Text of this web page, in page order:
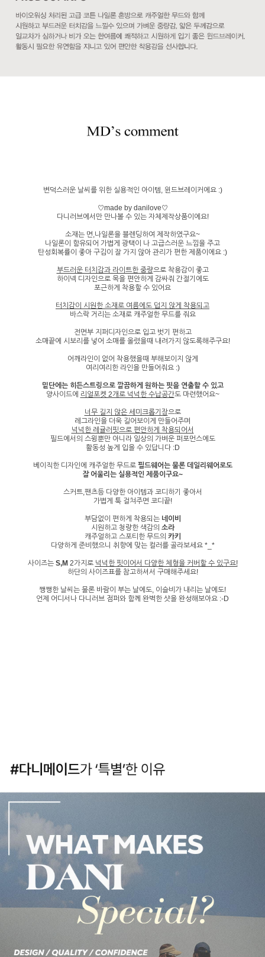
변덕스러운 날씨를 위한 실용적인 아이템, 윈드브레이커에요 :)
♡made by danilove♡
다니러브에서만 만나볼 수 있는 자체제작상품이에요!
소재는 면,나일론을 블렌딩하여 제작하였구요~
나일론이 함유되어 가볍게 광택이 나 고급스러운 느낌을 주고
탄성회복률이 좋아 구김이 잘 가지 않아 관리가 편한 제품이에요 :)
부드러운 터치감과 라이트한 중량으로 착용감이 좋고
하이넥 디자인으로 목을 편안하게 감싸줘 간절기에도
포근하게 착용할 수 있어요
터치감이 시원한 소재로 여름에도 덥지 않게 착용되고
바스락 거리는 소재로 캐주얼한 무드를 줘요
전면부 지퍼디자인으로 입고 벗기 편하고
소매끝에 시보리를 넣어 소매를 올렸을때 내려가지 않도록해주구요!
어깨라인이 없어 착용했을때 부해보이지 않게
여리여리한 라인을 만들어줘요 :)
밑단에는 히든스트링으로 깔끔하게 원하는 핏을 연출할 수 있고
양사이드에 리얼포켓 2개로 넉넉한 수납공간도 마련했어요~
너무 길지 않은 세미크롭기장으로
레그라인을 더욱 길어보이게 만들어주며
넉넉한 레귤러핏으로 편안하게 착용되어서
필드에서의 스윙뿐만 아니라 일상의 가벼운 퍼포먼스에도
활동성 높게 입을 수 있답니다 :D
베이직한 디자인에 캐주얼한 무드로 필드웨어는 물론 데일리웨어로도
잘 어울리는 실용적인 제품이구요~
스커트,팬츠등 다양한 아이템과 코디하기 좋아서
가볍게 툭 걸쳐주면 코디끝!
부담없이 편하게 착용되는 네이비
시원하고 청량한 색감의 소라
캐주얼하고 스포티한 무드의 카키
다양하게 준비했으니 취향에 맞는 컬러를 골라보세요 *_*
사이즈는 S,M2가지로 넉넉한 핏이어서 다양한 체형을 커버할 수 있구요!
하단의 사이즈표를 참고하셔서 구매해주세요!
쨍쨍한 날씨는 물론 바람이 부는 날에도, 이슬비가 내리는 날에도!
언제 어디서나 다니러브 점퍼와 함께 완벽한 샷을 완성해보아요 :-D